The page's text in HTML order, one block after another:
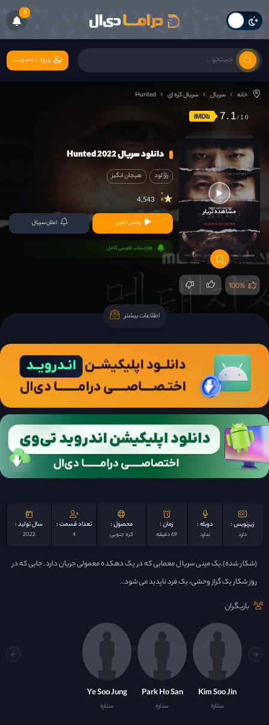
6
ورود/عضویت
خانه سریال سریال کره ای Hunted
IMDb 7.1
مشاهده تریلر
100%
دانلود سریال Hunted 2022
رازآلود هیجان انگیز
4,543
پخش آنلاین اعلان سریال
هاردساب فارسی کامل
اطلاعات بیشتر
زیرنویس :
دارد
دوبله :
ندارد
زمان :
69 دقیقه
محصول :
کره جنوبی
تعداد قسمت :
4
سال تولید :
2022
(شکار شده).یک مینی سریال معمایی که در یک دهکده معمولی جریان دارد. جایی که در
روز شکار یک گراز وحشی، یک فرد ناپدید می شود…
بازیگران
Kim Soo Jin
ستاره
Park Ho San
ستاره
Ye Soo Jung
ستاره